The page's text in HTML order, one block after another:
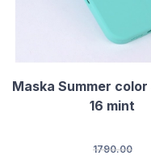
Maska Summer color
16 mint
1790.00